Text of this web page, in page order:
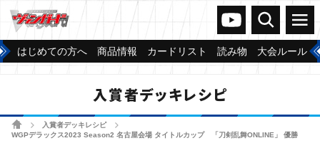
ヴァンガードch
検索 メニュー
はじめての方へ 商品情報 カードリスト 読み物 大会ルール
入賞者デッキレシピ
ホーム 入賞者デッキレシピ
WGPデラックス2023 Season2 名古屋会場 タイトルカップ 「刀剣乱舞ONLINE」 優勝